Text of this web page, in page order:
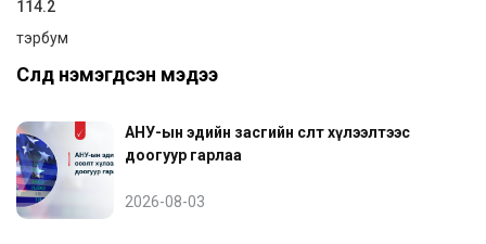
114.2
тэрбум
Сүүлд нэмэгдсэн мэдээ
АНУ-ын эдийн засгийн өсөлт хүлээлтээс
доогуур гарлаа
2026-08-03